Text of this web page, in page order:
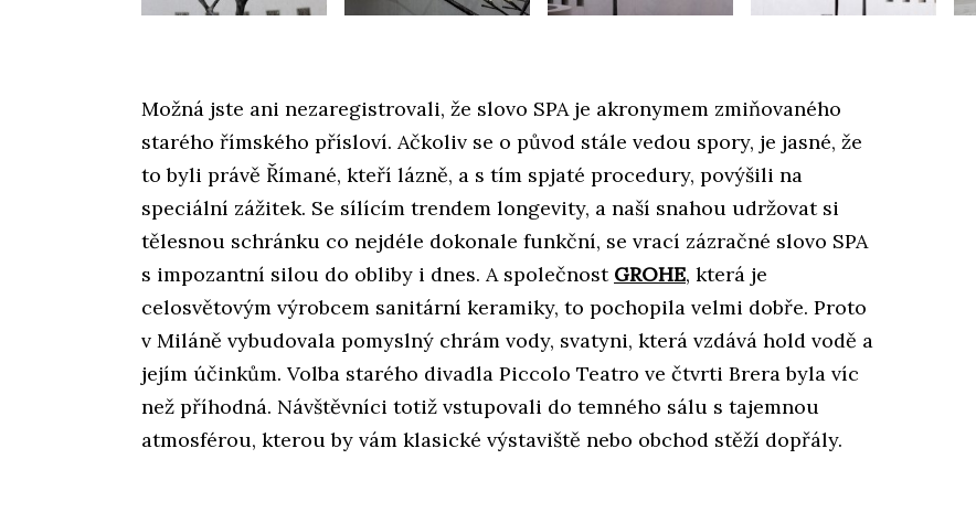
Možná jste ani nezaregistrovali, že slovo SPA je akronymem zmiňovaného
starého římského přísloví. Ačkoliv se o původ stále vedou spory, je jasné, že
to byli právě Římané, kteří lázně, a s tím spjaté procedury, povýšili na
speciální zážitek. Se sílícím trendem longevity, a naší snahou udržovat si
tělesnou schránku co nejdéle dokonale funkční, se vrací zázračné slovo SPA
s impozantní silou do obliby i dnes. A společnost GROHE, která je
celosvětovým výrobcem sanitární keramiky, to pochopila velmi dobře. Proto
v Miláně vybudovala pomyslný chrám vody, svatyni, která vzdává hold vodě a
jejím účinkům. Volba starého divadla Piccolo Teatro ve čtvrti Brera byla víc
než příhodná. Návštěvníci totiž vstupovali do temného sálu s tajemnou
atmosférou, kterou by vám klasické výstaviště nebo obchod stěží dopřály.